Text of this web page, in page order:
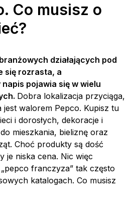
Co musisz o
działających pod
się rozrasta, a
pojawia się w wielu
Dobra lokalizacja przyciąga,
jest walorem Pepco. Kupisz tu
i dorosłych, dekoracje i
mieszkania, bieliznę oraz
Choć produkty są dość
je niska cena. Nic więc
franczyza” tak często
katalogach. Co musisz